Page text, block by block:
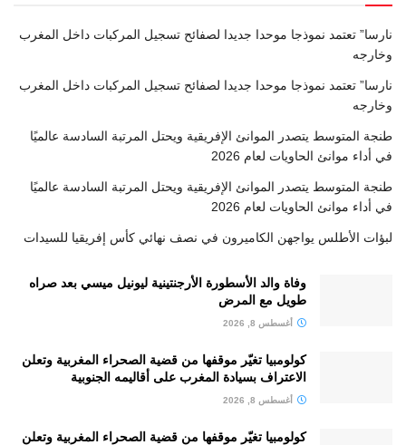
نارسا” تعتمد نموذجا موحدا جديدا لصفائح تسجيل المركبات داخل المغرب
وخارجه
نارسا” تعتمد نموذجا موحدا جديدا لصفائح تسجيل المركبات داخل المغرب
وخارجه
طنجة المتوسط يتصدر الموانئ الإفريقية ويحتل المرتبة السادسة عالميًا
في أداء موانئ الحاويات لعام 2026
طنجة المتوسط يتصدر الموانئ الإفريقية ويحتل المرتبة السادسة عالميًا
في أداء موانئ الحاويات لعام 2026
لبؤات الأطلس يواجهن الكاميرون في نصف نهائي كأس إفريقيا للسيدات
وفاة والد الأسطورة الأرجنتينية ليونيل ميسي بعد صراه
طويل مع المرض
أغسطس 8, 2026
كولومبيا تغيّر موقفها من قضية الصحراء المغربية وتعلن
الاعتراف بسيادة المغرب على أقاليمه الجنوبية
أغسطس 8, 2026
كولومبيا تغيّر موقفها من قضية الصحراء المغربية وتعلن